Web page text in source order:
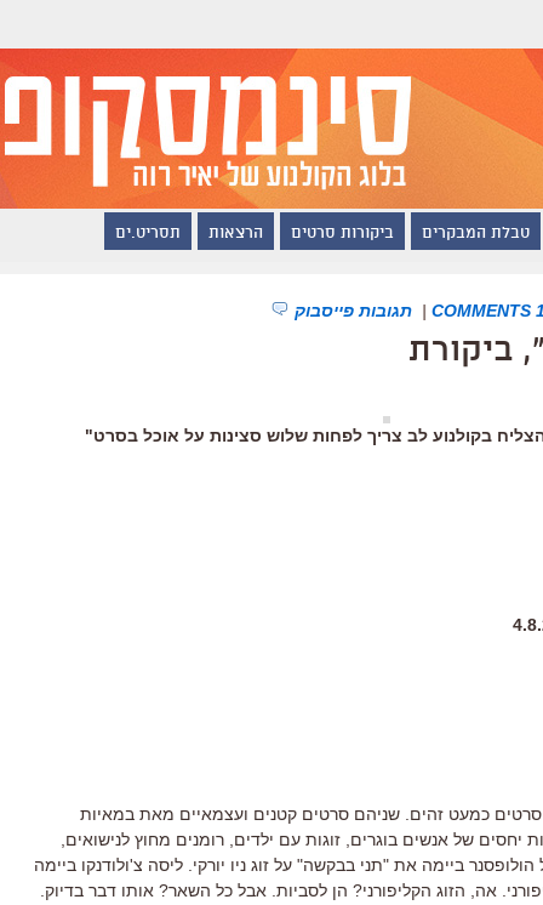
טבלת המבקרים ביקורות סרטים הרצאות תסריט.ים
11
| תגובות פייסבוק
ביקורת
בקולנוע לב צריך לפחות שלוש סצינות על אוכל בסרט"
סרטים כמעט זהים. שניהם סרטים קטנים ועצמאיים מאת במאיות
יחסים של אנשים בוגרים, זוגות עם ילדים, רומנים מחוץ לנישואים,
ביימה את "תני בבקשה" על זוג ניו יורקי. ליסה צ'ולודנקו ביימה
אה, הזוג הקליפורני? הן לסביות. אבל כל השאר? אותו דבר בדיוק.